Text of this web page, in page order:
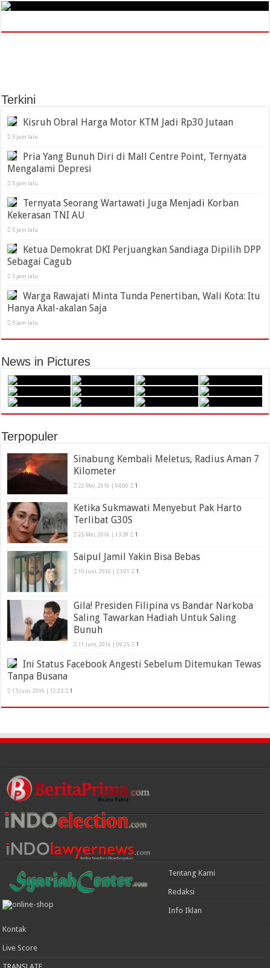
Terkini
Kisruh Obral Harga Motor KTM Jadi Rp30 Jutaan
5 jam lalu
Pria Yang Bunuh Diri di Mall Centre Point, Ternyata
Mengalami Depresi
5 jam lalu
Ternyata Seorang Wartawati Juga Menjadi Korban
Kekerasan TNI AU
5 jam lalu
Ketua Demokrat DKI Perjuangkan Sandiaga Dipilih DPP
Sebagai Cagub
5 jam lalu
Warga Rawajati Minta Tunda Penertiban, Wali Kota: Itu
Hanya Akal-akalan Saja
5 jam lalu
News in Pictures
Terpopuler
Sinabung Kembali Meletus, Radius Aman 7
Kilometer
22 Mei, 2016 | 04:00 1
Ketika Sukmawati Menyebut Pak Harto
Terlibat G30S
25 Mei, 2016 | 13:39 1
Saipul Jamil Yakin Bisa Bebas
10 Juni, 2016 | 23:01 1
Gila! Presiden Filipina vs Bandar Narkoba
Saling Tawarkan Hadiah Untuk Saling
Bunuh
11 Juni, 2016 | 09:25 1
Ini Status Facebook Angesti Sebelum Ditemukan Tewas
Tanpa Busana
13 Juni, 2016 | 12:23 1
Tentang Kami
Redaksi
Info Iklan
Kontak
Live Score